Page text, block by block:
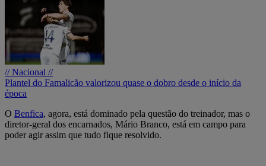
// Nacional //
Plantel do Famalicão valorizou quase o dobro desde o início da
época
O Benfica, agora, está dominado pela questão do treinador, mas o
diretor-geral dos encarnados, Mário Branco, está em campo para
poder agir assim que tudo fique resolvido.